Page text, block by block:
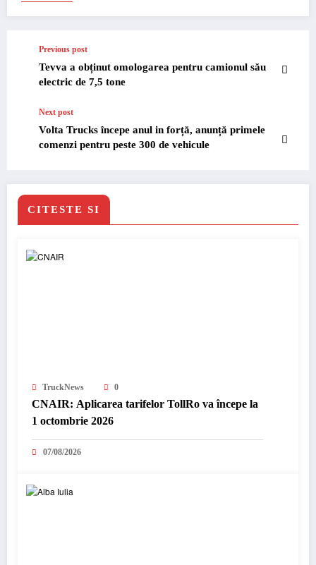
Previous post
Tevva a obținut omologarea pentru camionul său
electric de 7,5 tone
Next post
Volta Trucks începe anul in forță, anunță primele
comenzi pentru peste 300 de vehicule
CITESTE SI
TruckNews 0
CNAIR: Aplicarea tarifelor TollRo va începe la
1 octombrie 2026
07/08/2026